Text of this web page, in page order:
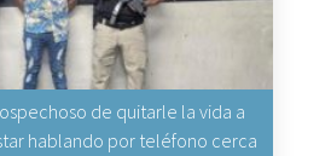
de quitarle la vida a
hablando por teléfono cerca